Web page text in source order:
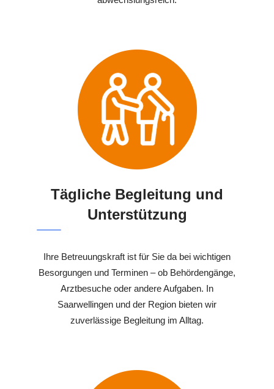
Tägliche Begleitung und
Unterstützung
Ihre Betreuungskraft ist für Sie da bei wichtigen
Besorgungen und Terminen – ob Behördengänge,
Arztbesuche oder andere Aufgaben. In
Saarwellingen und der Region bieten wir
zuverlässige Begleitung im Alltag.